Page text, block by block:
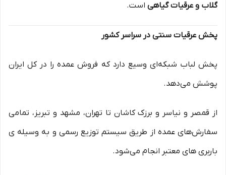
گلاب و عرقیات گیاهی است.
پخش عرقیات سنتی در سراسر کشور
پخش لباب شبکه‌ای وسیع دارد که فروش عمده را در کل ایران
پوشش می‌دهد.
از قمصر و نیاسر و برزک کاشان تا تهران، مشهد و تبریز، تمامی
سفارش‌های عمده از طریق سیستم توزیع رسمی و به وسیله ی
باربری های معتبر انجام می‌شود.